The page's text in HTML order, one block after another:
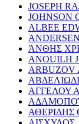
JOSEPH
JOHNSON
ALBEE
ΆΝΘΗΣ
ANOUILH
ARBUZOV
ΑΓΓΕΛΟΥ